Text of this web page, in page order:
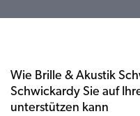
Wie Brille & Akustik
Schwickardy Sie auf
unterstützen kann